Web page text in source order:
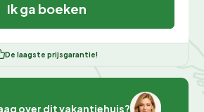
Ik ga boeken
De laagste prijsgarantie!
over dit vakantiehuis?